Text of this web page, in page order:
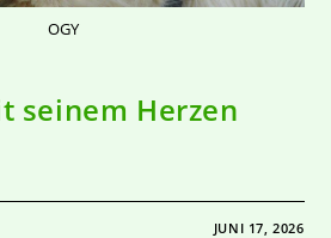
OGY
seinem Herzen
JUNI 17, 2026